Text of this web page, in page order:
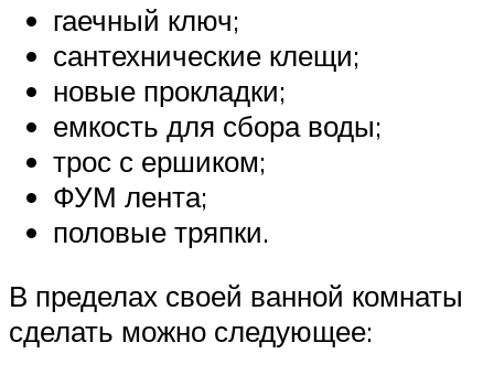
гаечный ключ;
сантехнические клещи;
новые прокладки;
емкость для сбора воды;
трос с ершиком;
ФУМ лента;
половые тряпки.
В пределах своей ванной комнаты
сделать можно следующее: